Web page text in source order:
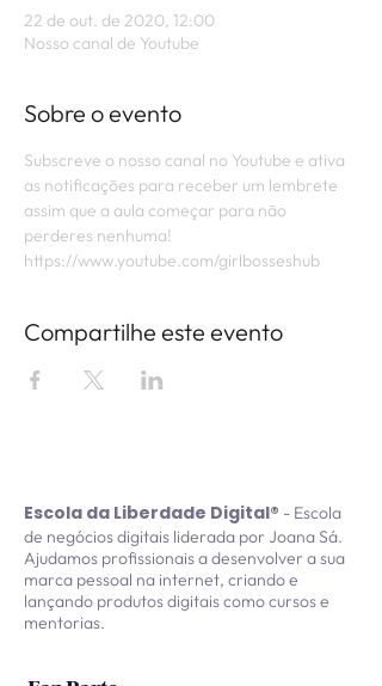
22 de out. de 2020, 12:00
Nosso canal de Youtube
Sobre o evento
Subscreve o nosso canal no Youtube e ativa
as notificações para receber um lembrete
assim que a aula começar para não
perderes nenhuma!
https://www.youtube.com/girlbosseshub
Compartilhe este evento
Escola da Liberdade Digital® - Escola
de negócios digitais liderada por Joana Sá.
Ajudamos profissionais a desenvolver a sua
marca pessoal na internet, criando e
lançando produtos digitais como cursos e
mentorias.